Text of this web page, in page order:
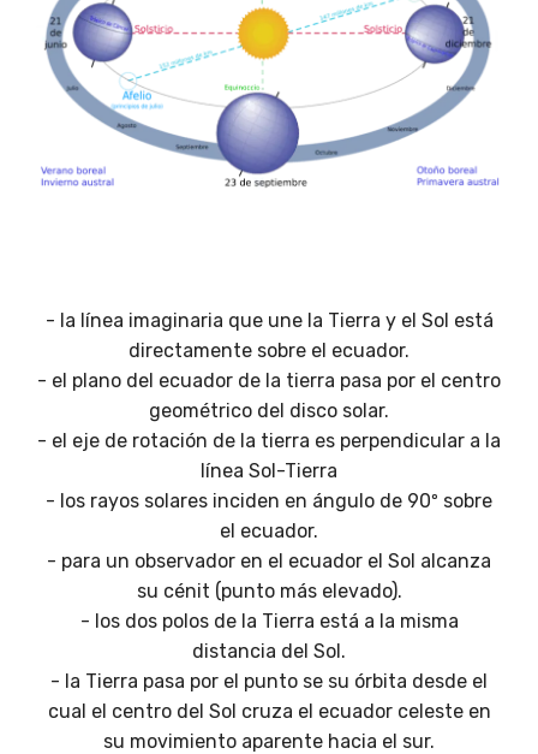
- la línea imaginaria que une la Tierra y el Sol está
directamente sobre el ecuador.
- el plano del ecuador de la tierra pasa por el centro
geométrico del disco solar.
- el eje de rotación de la tierra es perpendicular a la
línea Sol-Tierra
- los rayos solares inciden en ángulo de 90º sobre
el ecuador.
- para un observador en el ecuador el Sol alcanza
su cénit (punto más elevado).
- los dos polos de la Tierra está a la misma
distancia del Sol.
- la Tierra pasa por el punto se su órbita desde el
cual el centro del Sol cruza el ecuador celeste en
su movimiento aparente hacia el sur.